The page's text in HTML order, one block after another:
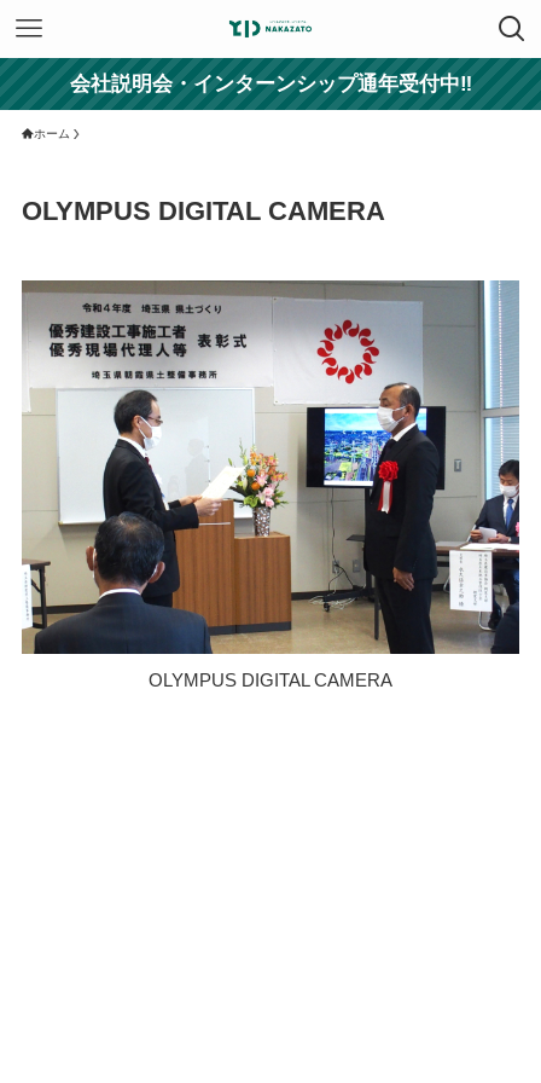
会社説明会・インターンシップ通年受付中‼
ホーム
OLYMPUS DIGITAL CAMERA
OLYMPUS DIGITAL CAMERA